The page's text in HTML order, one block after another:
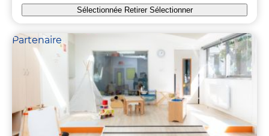
Sélectionnée Retirer Sélectionner
Partenaire